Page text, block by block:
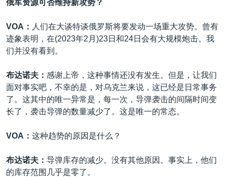
俄军资源可否维持新攻势？
VOA： 人们在大谈特谈俄罗斯将要发动一场重大攻势。曾有
迹象表明，在(2023年2月)23日和24日会有大规模炮击。我
们并没有看到。
布达诺夫： 感谢上帝，这种事情还没有发生。但是，让我们
面对事实吧，不幸的是，对乌克兰来说，这已经是日常事务
了。这其中的唯一异常是，每一次，导弹袭击的间隔时间变
长了，袭击导弹的数量减少了。这是唯一的常态。
VOA： 这种趋势的原因是什么？
布达诺夫： 导弹库存的减少。没有其他原因。事实上，他们
的库存范围几乎是零了。